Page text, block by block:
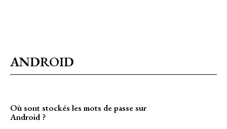
ANDROID
Où sont stockés les mots de passe sur
Android ?